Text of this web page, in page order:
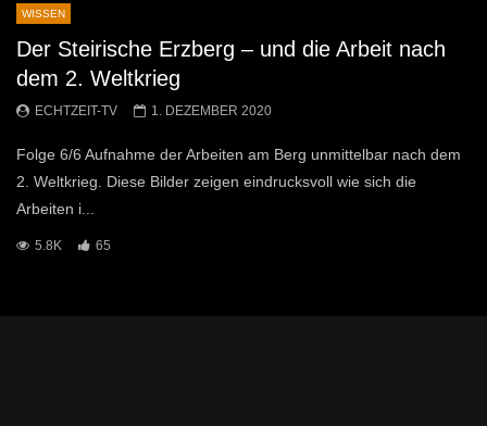
WISSEN
Der Steirische Erzberg – und die Arbeit nach
dem 2. Weltkrieg
ECHTZEIT-TV 1. DEZEMBER 2020
Folge 6/6 Aufnahme der Arbeiten am Berg unmittelbar nach dem
2. Weltkrieg. Diese Bilder zeigen eindrucksvoll wie sich die
Arbeiten i...
5.8K 65